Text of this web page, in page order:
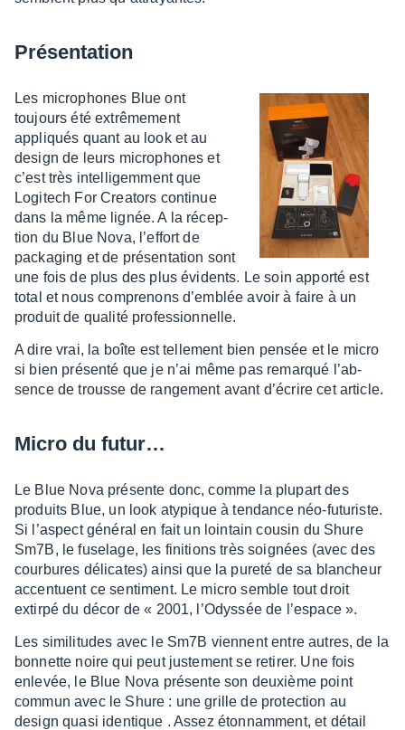
Présen­ta­tion
Les micro­phones Blue ont
toujours été extrê­me­ment
appliqués quant au look et au
design de leurs micro­phones et
c’est très intel­li­gem­ment que
Logi­tech For Crea­tors conti­nue
dans la même lignée. A la récep­
tion du Blue Nova, l’ef­fort de
packa­ging et de présen­ta­tion sont
une fois de plus des plus évidents. Le soin apporté est
total et nous compre­nons d’em­blée avoir à faire à un
produit de qualité profes­sion­nelle.
A dire vrai, la boîte est telle­ment bien pensée et le micro
si bien présenté que je n’ai même pas remarqué l’ab­
sence de trousse de range­ment avant d’écrire cet article.
Micro du futur…
Le Blue Nova présente donc, comme la plupart des
produits Blue, un look atypique à tendance néo-futu­riste.
Si l’as­pect géné­ral en fait un loin­tain cousin du Shure
Sm7B, le fuse­lage, les fini­tions très soignées (avec des
cour­bures déli­cates) ainsi que la pureté de sa blan­cheur
accen­tuent ce senti­ment. Le micro semble tout droit
extirpé du décor de « 2001, l’Odys­sée de l’es­pace ».
Les simi­li­tudes avec le Sm7B viennent entre autres, de la
bonnette noire qui peut juste­ment se reti­rer. Une fois
enle­vée, le Blue Nova présente son deuxième point
commun avec le Shure : une grille de protec­tion au
design quasi iden­tique . Assez éton­nam­ment, et détail